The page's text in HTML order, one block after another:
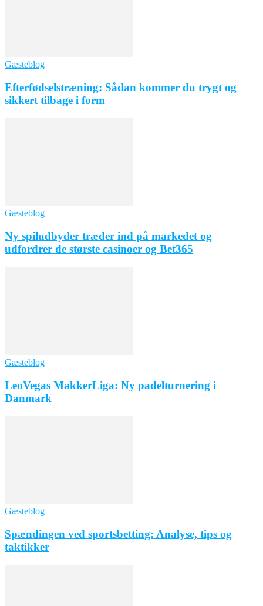
Gæsteblog
Efterfødselstræning: Sådan kommer du trygt og
sikkert tilbage i form
Gæsteblog
Ny spiludbyder træder ind på markedet og
udfordrer de største casinoer og Bet365
Gæsteblog
LeoVegas MakkerLiga: Ny padelturnering i
Danmark
Gæsteblog
Spændingen ved sportsbetting: Analyse, tips og
taktikker